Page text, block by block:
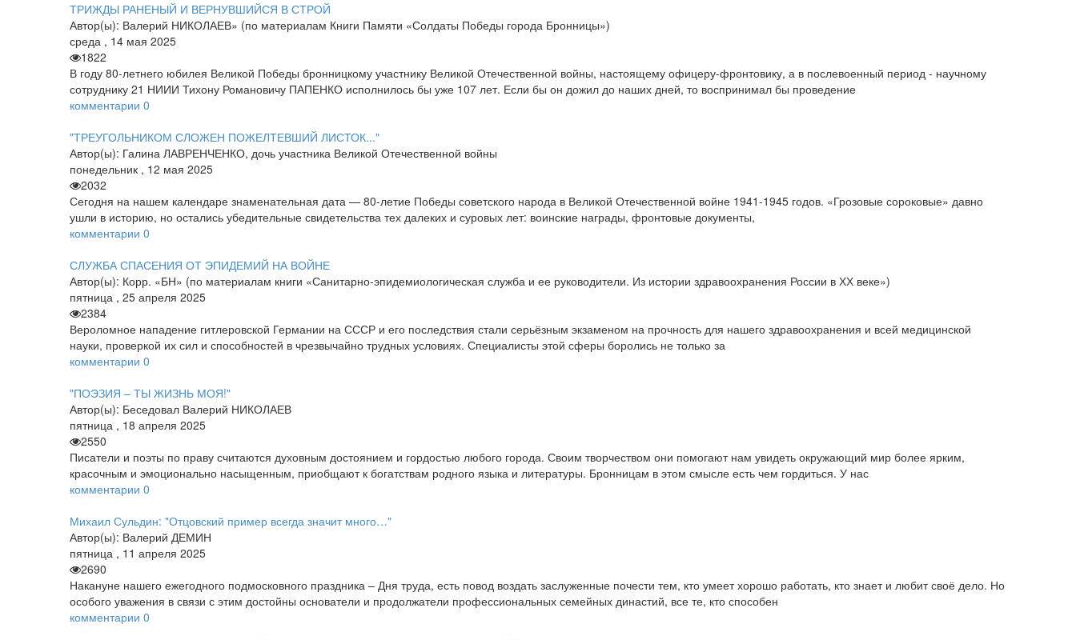
ТРИЖДЫ РАНЕНЫЙ И ВЕРНУВШИЙСЯ В СТРОЙ
Автор(ы): Валерий НИКОЛАЕВ» (по материалам Книги Памяти «Солдаты Победы города Бронницы»)
среда , 14 мая 2025
1822
В году 80-летнего юбилея Великой Победы бронницкому участнику Великой Отечественной войны, настоящему офицеру-фронтовику, а в послевоенный период - научному
сотруднику 21 НИИИ Тихону Романовичу ПАПЕНКО исполнилось бы уже 107 лет. Если бы он дожил до наших дней, то воспринимал бы проведение
комментарии 0
"ТРЕУГОЛЬНИКОМ СЛОЖЕН ПОЖЕЛТЕВШИЙ ЛИСТОК..."
Автор(ы): Галина ЛАВРЕНЧЕНКО, дочь участника Великой Отечественной войны
понедельник , 12 мая 2025
2032
Сегодня на нашем календаре знаменательная дата — 80-летие Победы советского народа в Великой Отечественной войне 1941-1945 годов. «Грозовые сороковые» давно
ушли в историю, но остались убедительные свидетельства тех далеких и суровых лет: воинские награды, фронтовые документы,
комментарии 0
СЛУЖБА СПАСЕНИЯ ОТ ЭПИДЕМИЙ НА ВОЙНЕ
Автор(ы): Корр. «БН» (по материалам книги «Санитарно-эпидемиологическая служба и ее руководители. Из истории здравоохранения России в ХХ веке»)
пятница , 25 апреля 2025
2384
Вероломное нападение гитлеровской Германии на СССР и его последствия стали серьёзным экзаменом на прочность для нашего здраво­охранения и всей медицинской
науки, проверкой их сил и способностей в чрез­вычайно трудных условиях. Специалисты этой сферы боролись не только за
комментарии 0
"ПОЭЗИЯ – ТЫ ЖИЗНЬ МОЯ!"
Автор(ы): Беседовал Валерий НИКОЛАЕВ
пятница , 18 апреля 2025
2550
Писатели и поэты по праву считаются духовным достоянием и гордостью любого города. Своим творчеством они помогают нам увидеть окружающий мир более ярким,
красочным и эмоционально насыщенным, приобщают к богатствам родного языка и литературы. Бронницам в этом смысле есть чем гордиться. У нас
комментарии 0
Михаил Сульдин: "Отцовский пример всегда значит много…"
Автор(ы): Валерий ДЕМИН
пятница , 11 апреля 2025
2690
Накануне нашего ежегодного подмосковного праздника – Дня труда, есть повод воздать заслуженные почести тем, кто умеет хорошо работать, кто знает и любит своё дело. Но
особого уважения в связи с этим достойны основатели и продолжатели профессиональных семейных династий, все те, кто способен
комментарии 0